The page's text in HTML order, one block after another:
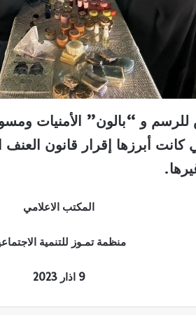
و “بالون” الأمنيات
كانت أبرزها إقرار قانون العنف
.
المكتب الاعلامي
منظمة تمـوز للتنمية
9 اذار 2023